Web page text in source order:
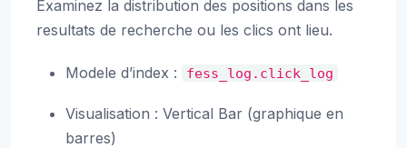
Examinez la distribution des positions dans les
resultats de recherche ou les clics ont lieu.
Modele d’index : fess_log.click_log
Visualisation : Vertical Bar (graphique en
barres)